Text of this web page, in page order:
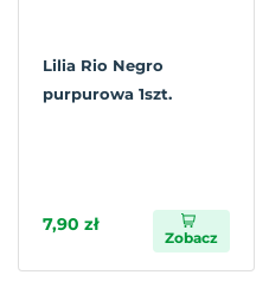
Lilia Rio Negro
purpurowa 1szt.
7,90 zł
Zobacz